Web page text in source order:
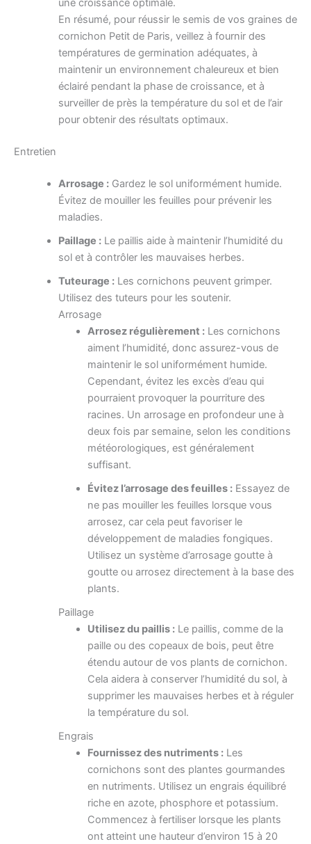
une croissance optimale.
En résumé, pour réussir le semis de vos graines de
cornichon Petit de Paris, veillez à fournir des
températures de germination adéquates, à
maintenir un environnement chaleureux et bien
éclairé pendant la phase de croissance, et à
surveiller de près la température du sol et de l’air
pour obtenir des résultats optimaux.
Entretien
Arrosage :Gardez le sol uniformément humide.
Évitez de mouiller les feuilles pour prévenir les
maladies.
Paillage :Le paillis aide à maintenir l’humidité du
sol et à contrôler les mauvaises herbes.
Tuteurage :Les cornichons peuvent grimper.
Utilisez des tuteurs pour les soutenir.
Arrosage
Arrosez régulièrement :Les cornichons
aiment l’humidité, donc assurez-vous de
maintenir le sol uniformément humide.
Cependant, évitez les excès d’eau qui
pourraient provoquer la pourriture des
racines. Un arrosage en profondeur une à
deux fois par semaine, selon les conditions
météorologiques, est généralement
suffisant.
Évitez l’arrosage des feuilles :Essayez de
ne pas mouiller les feuilles lorsque vous
arrosez, car cela peut favoriser le
développement de maladies fongiques.
Utilisez un système d’arrosage goutte à
goutte ou arrosez directement à la base des
plants.
Paillage
Utilisez du paillis :Le paillis, comme de la
paille ou des copeaux de bois, peut être
étendu autour de vos plants de cornichon.
Cela aidera à conserver l’humidité du sol, à
supprimer les mauvaises herbes et à réguler
la température du sol.
Engrais
Fournissez des nutriments :Les
cornichons sont des plantes gourmandes
en nutriments. Utilisez un engrais équilibré
riche en azote, phosphore et potassium.
Commencez à fertiliser lorsque les plants
ont atteint une hauteur d’environ 15 à 20